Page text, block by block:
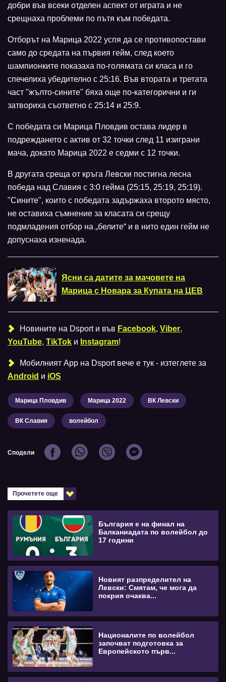
добри във всеки отделен аспект от играта и не
срещнаха проблеми по пътя към победата.
Отборът на Марица 2022 успя да се противопостави
само до средата на първия гейм, след което
шампионките показаха по-голямата си класа и го
спечелиха убедително с 25:16. Във втората и третата
част "жълто-сините" бяха още по-категорични и ги
затвориха съответно с 25:14 и 25:9.
С победата си Марица Пловдив остава лидер в
подреждането с актив от 32 точки след 11 изиграни
мача, докато Марица 2022 е седми с 12 точки.
В другата среща от кръга Левски постигна лесна
победа над Славия с 3:0 гейма (25:15, 25:19, 25:19).
"Сините", които с победата задържаха второто място,
не оставиха съмнение за класата си срещу
подмладения отбор на „белите“ и в нито един гейм не
допуснаха изненада.
Ясни са датите за мачовете на
Марица с Новара за Купата на ЦЕВ
Новините на Dsport и във Facebook, Viber,
YouTube, TikTok и Instagram!
Мобилният Аpp на Dsport вече е тук - изтеглете за
Android и iOS
Марица Пловдив Марица 2022 ВК Левски
ВК Славия волейбол
Сподели
Прочетете още
България е на финал на
Балканиадата по волейбол до
17 години
Новият разпределител на
Левски: Смятам, че мога да
покрия очаква...
Националите по волейбол
започват подготовка за
Европейското първ...